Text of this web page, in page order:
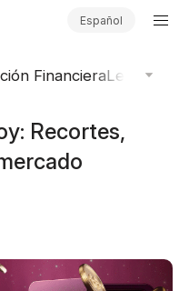
Español
FinancieraLeyendas
Recortes,